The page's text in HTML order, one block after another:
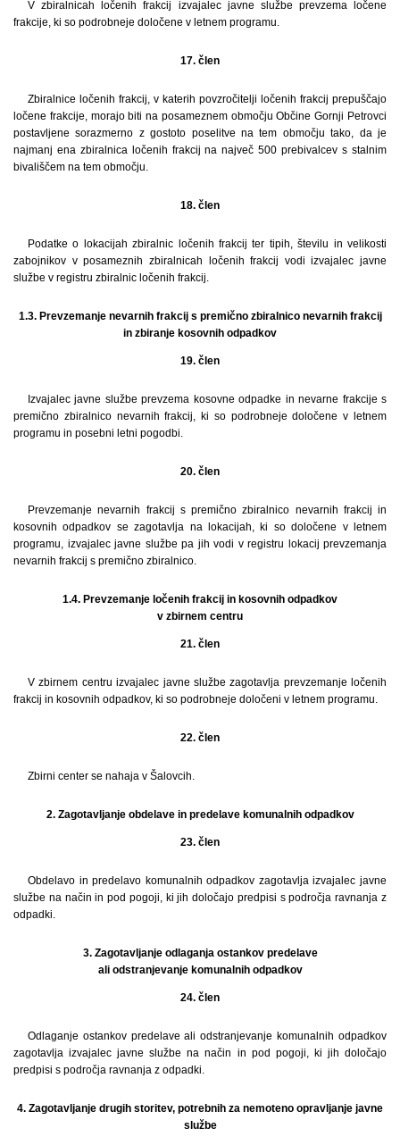
V zbiralnicah ločenih frakcij izvajalec javne službe prevzema ločene
frakcije, ki so podrobneje določene v letnem programu.
17. člen
Zbiralnice ločenih frakcij, v katerih povzročitelji ločenih frakcij prepuščajo
ločene frakcije, morajo biti na posameznem območju Občine Gornji Petrovci
postavljene sorazmerno z gostoto poselitve na tem območju tako, da je
najmanj ena zbiralnica ločenih frakcij na največ 500 prebivalcev s stalnim
bivališčem na tem območju.
18. člen
Podatke o lokacijah zbiralnic ločenih frakcij ter tipih, številu in velikosti
zabojnikov v posameznih zbiralnicah ločenih frakcij vodi izvajalec javne
službe v registru zbiralnic ločenih frakcij.
1.3. Prevzemanje nevarnih frakcij s premično zbiralnico nevarnih frakcij
in zbiranje kosovnih odpadkov
19. člen
Izvajalec javne službe prevzema kosovne odpadke in nevarne frakcije s
premično zbiralnico nevarnih frakcij, ki so podrobneje določene v letnem
programu in posebni letni pogodbi.
20. člen
Prevzemanje nevarnih frakcij s premično zbiralnico nevarnih frakcij in
kosovnih odpadkov se zagotavlja na lokacijah, ki so določene v letnem
programu, izvajalec javne službe pa jih vodi v registru lokacij prevzemanja
nevarnih frakcij s premično zbiralnico.
1.4. Prevzemanje ločenih frakcij in kosovnih odpadkov
v zbirnem centru
21. člen
V zbirnem centru izvajalec javne službe zagotavlja prevzemanje ločenih
frakcij in kosovnih odpadkov, ki so podrobneje določeni v letnem programu.
22. člen
Zbirni center se nahaja v Šalovcih.
2. Zagotavljanje obdelave in predelave komunalnih odpadkov
23. člen
Obdelavo in predelavo komunalnih odpadkov zagotavlja izvajalec javne
službe na način in pod pogoji, ki jih določajo predpisi s področja ravnanja z
odpadki.
3. Zagotavljanje odlaganja ostankov predelave
ali odstranjevanje komunalnih odpadkov
24. člen
Odlaganje ostankov predelave ali odstranjevanje komunalnih odpadkov
zagotavlja izvajalec javne službe na način in pod pogoji, ki jih določajo
predpisi s področja ravnanja z odpadki.
4. Zagotavljanje drugih storitev, potrebnih za nemoteno opravljanje javne
službe